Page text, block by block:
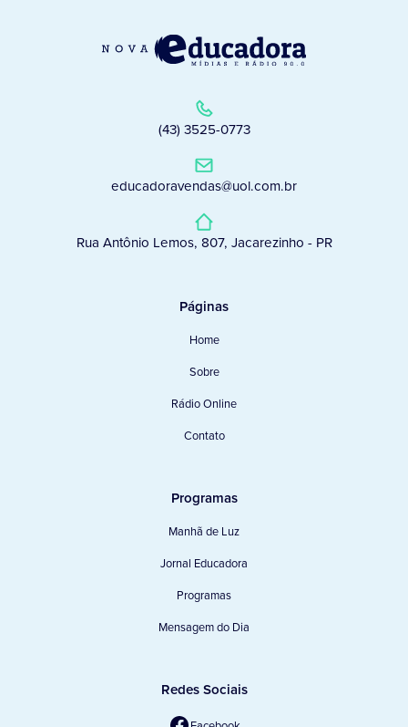
(43) 3525-0773
educadoravendas@uol.com.br
Rua Antônio Lemos, 807, Jacarezinho - PR
Páginas
Home
Sobre
Rádio Online
Contato
Programas
Manhã de Luz
Jornal Educadora
Programas
Mensagem do Dia
Redes Sociais